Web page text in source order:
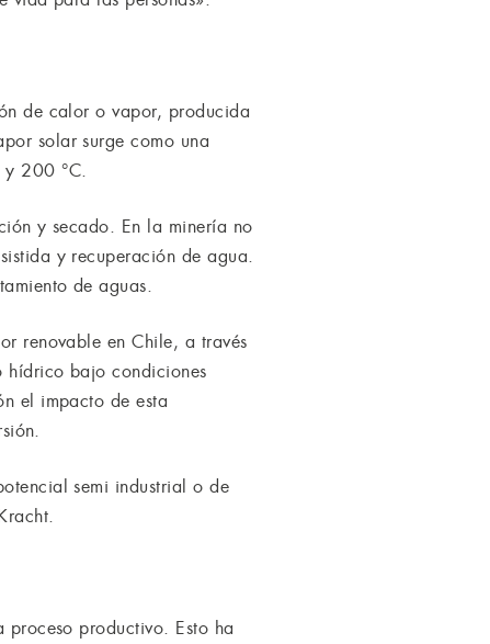
de calor o vapor, producida
solar surge como una
y 200 °C.
y secado. En la minería no
y recuperación de agua.
de aguas.
renovable en Chile, a través
hídrico bajo condiciones
el impacto de esta
semi industrial o de
productivo. Esto ha